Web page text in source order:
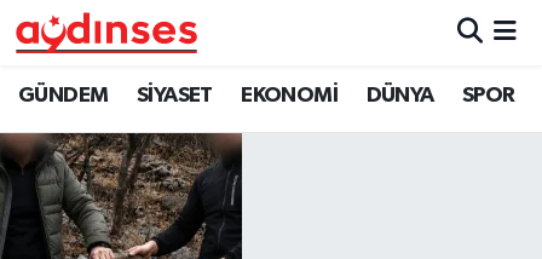
GÜNDEM SİYASET EKONOMİ DÜNYA SPOR
GÜNDEM
SİYASET
EKONOMİ
Nöbetçi Eczaneler
Hava Durumu
Aydin Namaz Vakitleri